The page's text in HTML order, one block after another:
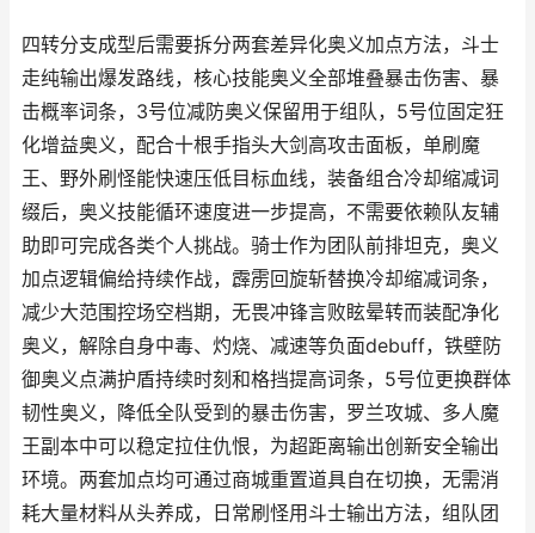
四转分支成型后需要拆分两套差异化奥义加点方法，斗士
走纯输出爆发路线，核心技能奥义全部堆叠暴击伤害、暴
击概率词条，3号位减防奥义保留用于组队，5号位固定狂
化增益奥义，配合十根手指头大剑高攻击面板，单刷魔
王、野外刷怪能快速压低目标血线，装备组合冷却缩减词
缀后，奥义技能循环速度进一步提高，不需要依赖队友辅
助即可完成各类个人挑战。骑士作为团队前排坦克，奥义
加点逻辑偏给持续作战，霹雳回旋斩替换冷却缩减词条，
减少大范围控场空档期，无畏冲锋言败眩晕转而装配净化
奥义，解除自身中毒、灼烧、减速等负面debuff，铁壁防
御奥义点满护盾持续时刻和格挡提高词条，5号位更换群体
韧性奥义，降低全队受到的暴击伤害，罗兰攻城、多人魔
王副本中可以稳定拉住仇恨，为超距离输出创新安全输出
环境。两套加点均可通过商城重置道具自在切换，无需消
耗大量材料从头养成，日常刷怪用斗士输出方法，组队团